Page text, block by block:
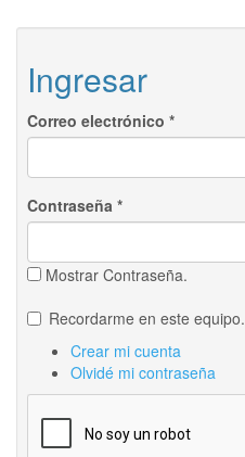
Ingresar
Correo electrónico *
Contraseña *
Mostrar Contraseña.
Recordarme en este equipo.
Crear mi cuenta
Olvidé mi contraseña